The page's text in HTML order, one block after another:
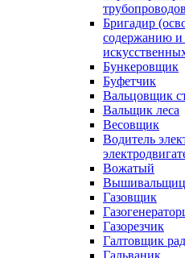
трубопроводов
Бригадир
содержанию и
Бункеровщик
Буфетчик
Вальцовщик
Вальщик леса
Весовщик
Водитель
Вожатый
Газовщик
Газорезчик
Галтовщик
Гальваник